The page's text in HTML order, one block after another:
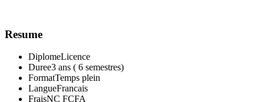
Resume
DiplomeLicence
Duree3 ans ( 6 semestres)
FormatTemps plein
LangueFrancais
FraisNC FCFA